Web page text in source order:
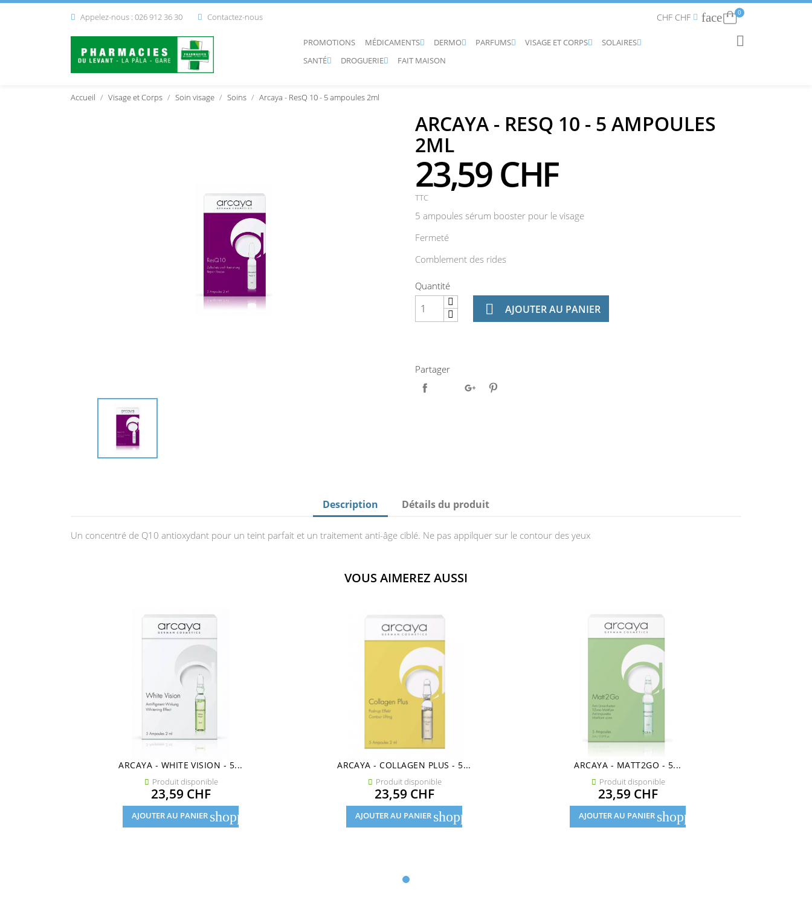
 Appelez-nous : 026 912 36 30  Contactez-nous CHF CHF  faceConnexion
0
PROMOTIONS 
MÉDICAMENTS 
DERMO 
PARFUMS 
VISAGE ET CORPS 
SOLAIRES

SANTÉ 
DROGUERIE FAIT MAISON
RECHERCHER

Accueil Visage et Corps Soin visage Soins Arcaya - ResQ 10 - 5 ampoules 2ml
ARCAYA - RESQ 10 - 5 AMPOULES
2ML
23,59 CHF
TTC
5 ampoules sérum booster pour le visage
Fermeté
Comblement des rides
Quantité
 AJOUTER AU PANIER
Partager
Description Détails du produit
Un concentré de Q10 antioxydant pour un teint parfait et un traitement anti-âge ciblé. Ne pas appilquer sur le contour des yeux
VOUS AIMEREZ AUSSI
ARCAYA - WHITE VISION - 5...
 Produit disponible
Prix
23,59 CHF
AJOUTER AU PANIER shopping_cart
ARCAYA - COLLAGEN PLUS - 5...
 Produit disponible
Prix
23,59 CHF
AJOUTER AU PANIER shopping_cart
ARCAYA - MATT2GO - 5...
 Produit disponible
Prix
23,59 CHF
AJOUTER AU PANIER shopping_cart